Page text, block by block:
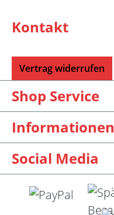
Kontakt
Vertrag widerrufen
Shop Service
Informationen
Social Media